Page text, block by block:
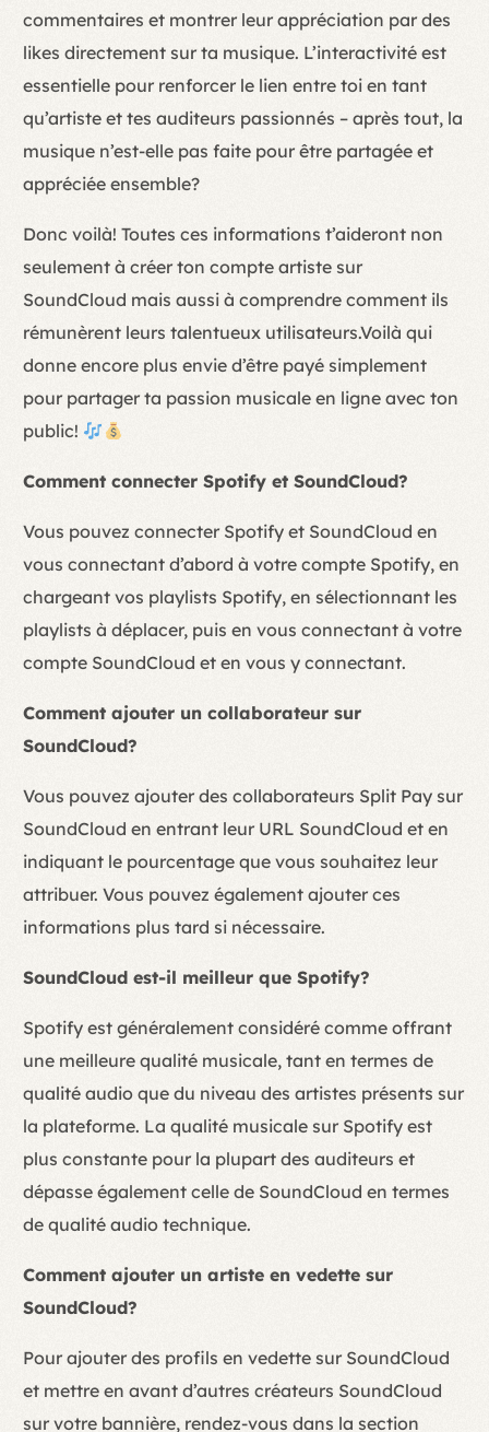
commentaires et montrer leur appréciation par des
likes directement sur ta musique. L’interactivité est
essentielle pour renforcer le lien entre toi en tant
qu’artiste et tes auditeurs passionnés – après tout, la
musique n’est-elle pas faite pour être partagée et
appréciée ensemble?
Donc voilà! Toutes ces informations t’aideront non
seulement à créer ton compte artiste sur
SoundCloud mais aussi à comprendre comment ils
rémunèrent leurs talentueux utilisateurs.Voilà qui
donne encore plus envie d’être payé simplement
pour partager ta passion musicale en ligne avec ton
public!
Comment connecter Spotify et SoundCloud?
Vous pouvez connecter Spotify et SoundCloud en
vous connectant d’abord à votre compte Spotify, en
chargeant vos playlists Spotify, en sélectionnant les
playlists à déplacer, puis en vous connectant à votre
compte SoundCloud et en vous y connectant.
Comment ajouter un collaborateur sur
SoundCloud?
Vous pouvez ajouter des collaborateurs Split Pay sur
SoundCloud en entrant leur URL SoundCloud et en
indiquant le pourcentage que vous souhaitez leur
attribuer. Vous pouvez également ajouter ces
informations plus tard si nécessaire.
SoundCloud est-il meilleur que Spotify?
Spotify est généralement considéré comme offrant
une meilleure qualité musicale, tant en termes de
qualité audio que du niveau des artistes présents sur
la plateforme. La qualité musicale sur Spotify est
plus constante pour la plupart des auditeurs et
dépasse également celle de SoundCloud en termes
de qualité audio technique.
Comment ajouter un artiste en vedette sur
SoundCloud?
Pour ajouter des profils en vedette sur SoundCloud
et mettre en avant d’autres créateurs SoundCloud
sur votre bannière, rendez-vous dans la section